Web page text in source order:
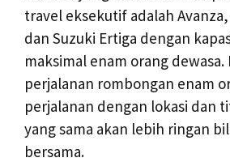
travel eksekutif adalah
dan Suzuki Ertiga dengan
maksimal enam orang
perjalanan rombongan enam
perjalanan dengan lokasi dan
yang sama akan lebih ringan
bersama.